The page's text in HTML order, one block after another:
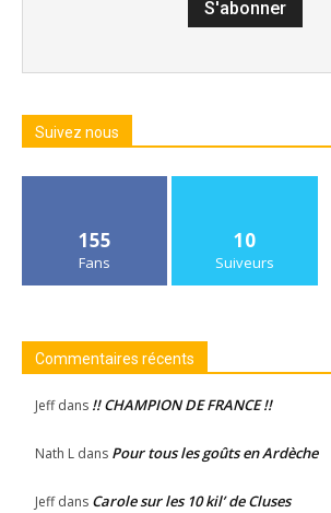
Suivez nous
155
Fans
10
Suiveurs
Commentaires récents
Jeffdans !! CHAMPION DE FRANCE !!
Nath L dans Pour tous les goûts en Ardèche
Jeffdans Carole sur les 10 kil’ de Cluses